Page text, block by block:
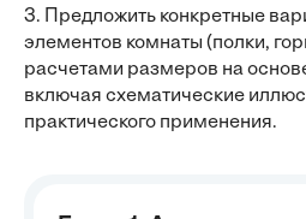
3. Предложить конкретные
элементов комнаты (полки,
расчетами размеров на
включая схематические
практического применения.